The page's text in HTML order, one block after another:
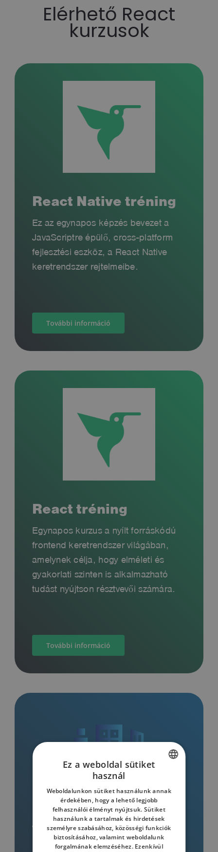
Elérhető React
kurzusok
React Native tréning
Ez az egynapos képzés bevezet a
JavaScriptre épülő, cross-platform
fejlesztési eszköz, a React Native
keretrendszer rejtelmeibe.
További információ
React tréning
Egynapos kurzus a nyílt forráskódú
frontend keretrendszer világában,
amelynek célja, hogy elméleti és
gyakorlati szinten is alkalmazható
tudást nyújtson résztvevői számára.
További információ
Vállalati képzés
HUNGARIAN
Ez a weboldal sütiket
használ
Weboldalunkon sütiket használunk annak
érdekében, hogy a lehető legjobb
felhasználói élményt nyújtsuk. Sütiket
használunk a tartalmak és hirdetések
személyre szabásához, közösségi funkciók
biztosításához, valamint weboldalunk
forgalmának elemzéséhez. Ezenkívül